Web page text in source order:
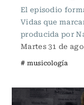
El episodio
Vidas que
producida por
Martes 31 de
# musicología